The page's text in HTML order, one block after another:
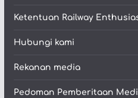
Ketentuan Railway
Hubungi kami
Rekanan media
Pedoman Pemberitaan